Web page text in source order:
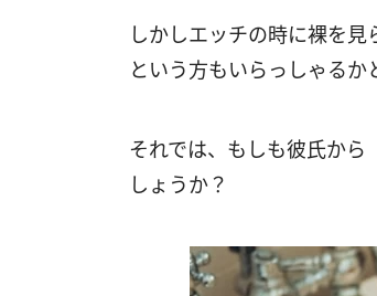
しかしエッチの時に裸を
という方もいらっしゃるか
それでは、もしも彼氏から
しょうか？